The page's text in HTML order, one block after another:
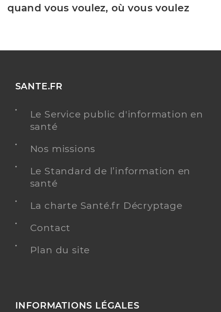
quand vous voulez, où vous voulez
SANTE.FR
Le Service public d'information en
santé
Nos missions
Le Standard de l’information en
santé
La charte Santé.fr Décryptage
Contact
Plan du site
INFORMATIONS LÉGALES